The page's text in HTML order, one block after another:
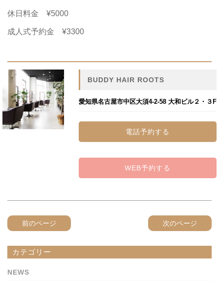
休日料金 ¥5000
成人式予約金 ¥3300
BUDDY HAIR ROOTS
愛知県名古屋市中区大須4-2-58 大和ビル２・３F
電話予約する
WEB予約する
前のページ 次のページ
カテゴリー
NEWS